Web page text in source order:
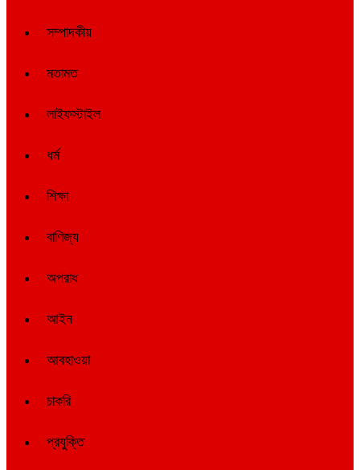
সম্পাদকীয়
মতামত
লাইফস্টাইল
ধর্ম
শিক্ষা
বাণিজ্য
অপরাধ
আইন
আবহাওয়া
চাকরি
প্রযুক্তি